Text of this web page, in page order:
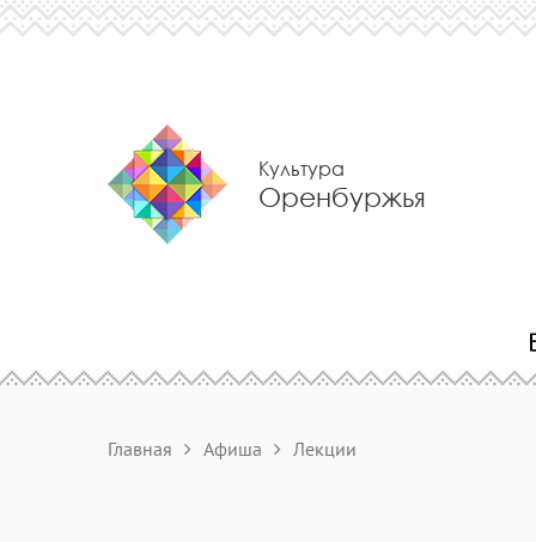
Культура
Оренбуржья
Главная Афиша Лекции